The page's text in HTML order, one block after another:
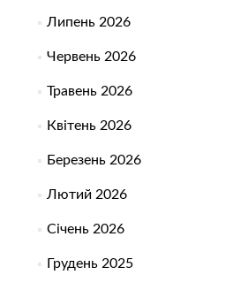
Липень 2026
Червень 2026
Травень 2026
Квітень 2026
Березень 2026
Лютий 2026
Січень 2026
Грудень 2025